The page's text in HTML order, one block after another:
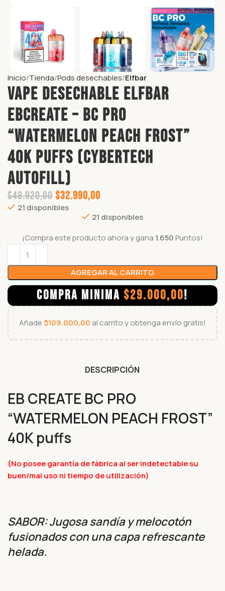
Inicio Tienda Pods desechables Elfbar
Vape Desechable ELFBAR
EBCREATE – BC PRO
“WATERMELON PEACH FROST”
40K puffs (CyberTech
Autofill)
$48.920,00$32.990,00
21 disponibles
21 disponibles
¡Compra este producto ahora y gana 1.650 Puntos!
AGREGAR AL CARRITO
COMPRA MINIMA $29.000,00!
Añade$109.000,00 al carrito y obtenga envío gratis!
DESCRIPCIÓN
EB CREATE BC PRO
“WATERMELON PEACH FROST”
40K puffs
(No posee garantía de fábrica al ser indetectable su
buen/mal uso ni tiempo de utilización)
SABOR: Jugosa sandía y melocotón
fusionados con una capa refrescante
helada.